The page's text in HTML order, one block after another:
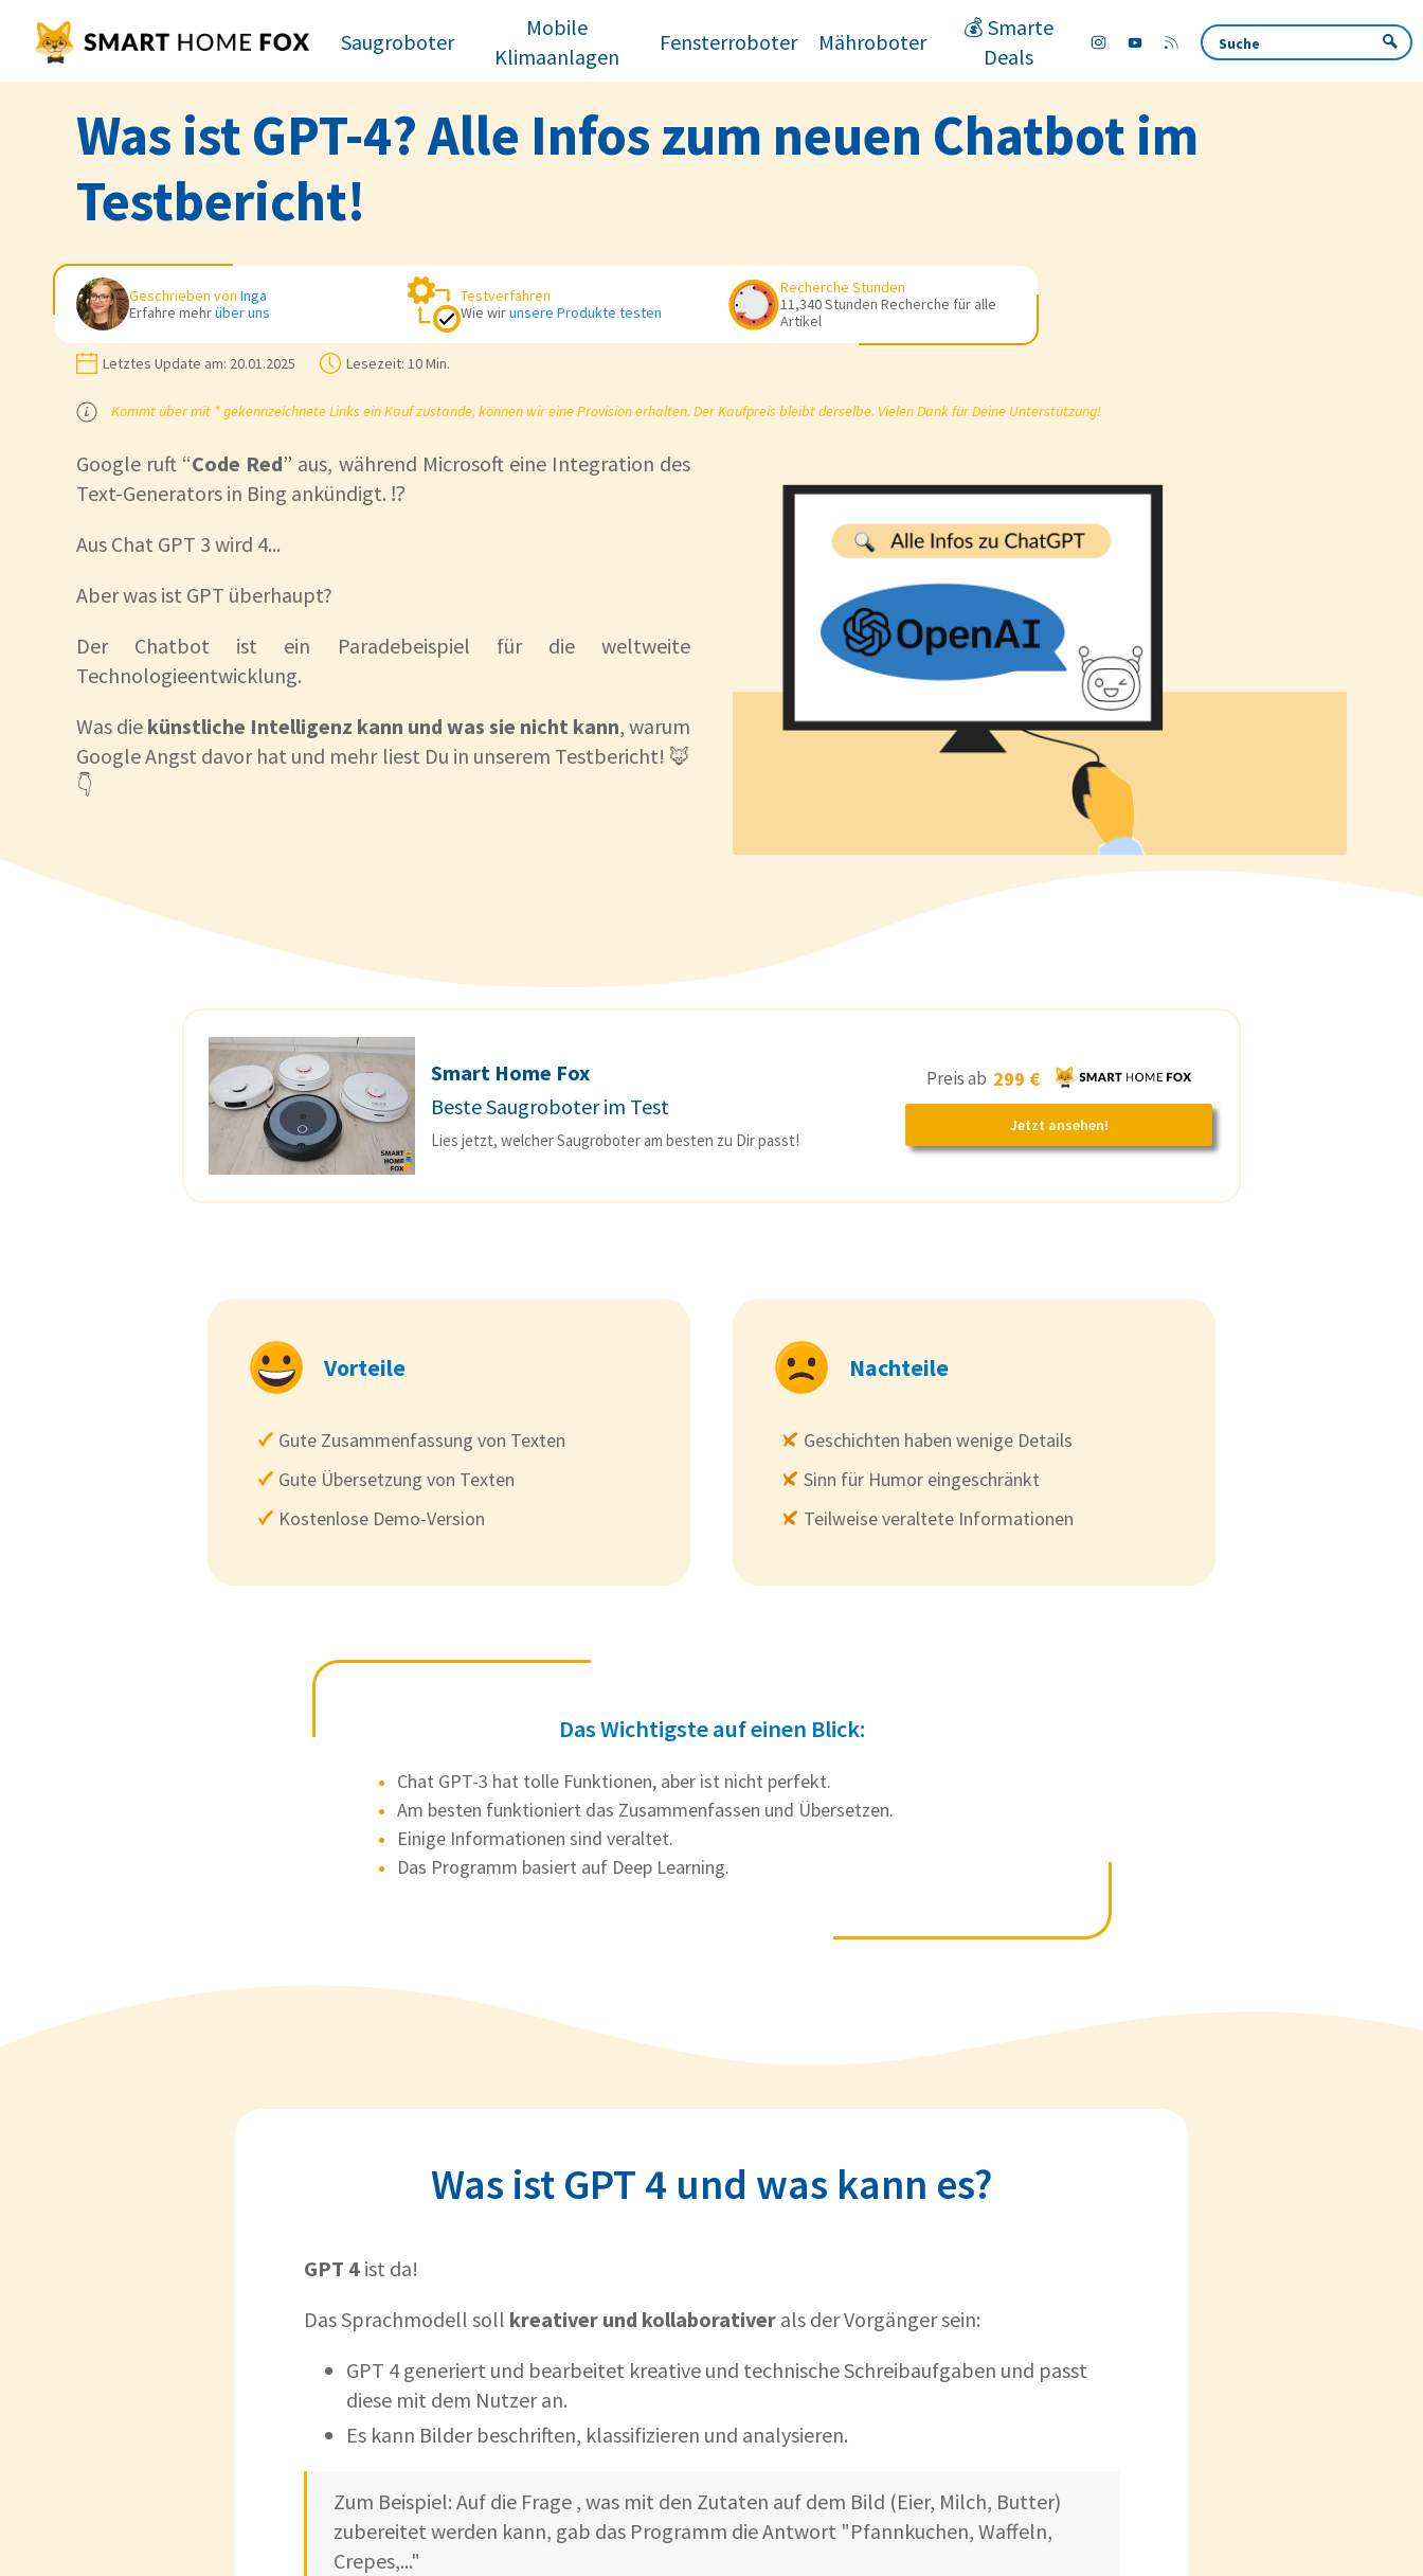
Saugroboter
Mobile
Klimaanlagen
Fensterroboter Mähroboter
💰 Smarte
Deals
Was ist GPT-4? Alle Infos zum neuen Chatbot im
Testbericht!
Geschrieben von Inga
Erfahre mehrüber uns
Testverfahren
Wie wirunsere Produkte testen
Recherche Stunden
11,340 Stunden Recherche für alle
Artikel
Letztes Update am: 20.01.2025 Lesezeit: 10 Min.
Kommt über mit * gekennzeichnete Links ein Kauf zustande, können wir eine Provision erhalten. Der Kaufpreis bleibt derselbe. Vielen Dank für Deine Unterstützung!
Google ruft “Code Red” aus, während Microsoft eine Integration des
Text-Generators in Bing ankündigt. ⁉️
Aus Chat GPT 3 wird 4...
Aber was ist GPT überhaupt?
Der Chatbot ist ein Paradebeispiel für die weltweite
Technologieentwicklung.
Was die künstliche Intelligenz kann und was sie nicht kann, warum
Google Angst davor hat und mehr liest Du in unserem Testbericht! 🦊
👇
Smart Home Fox
Beste Saugroboter im Test
Lies jetzt, welcher Saugroboter am besten zu Dir passt!
Preis ab 299 €
Jetzt ansehen!
Vorteile
Gute Zusammenfassung von Texten
Gute Übersetzung von Texten
Kostenlose Demo-Version
Nachteile
Geschichten haben wenige Details
Sinn für Humor eingeschränkt
Teilweise veraltete Informationen
Das Wichtigste auf einen Blick:
Chat GPT-3 hat tolle Funktionen, aber ist nicht perfekt.
Am besten funktioniert das Zusammenfassen und Übersetzen.
Einige Informationen sind veraltet.
Das Programm basiert auf Deep Learning.
Was ist GPT 4 und was kann es?
GPT 4 ist da!
Das Sprachmodell soll kreativer und kollaborativer als der Vorgänger sein:
GPT 4 generiert und bearbeitet kreative und technische Schreibaufgaben und passt
diese mit dem Nutzer an.
Es kann Bilder beschriften, klassifizieren und analysieren.
Zum Beispiel: Auf die Frage , was mit den Zutaten auf dem Bild (Eier, Milch, Butter)
zubereitet werden kann, gab das Programm die Antwort "Pfannkuchen, Waffeln,
Crepes,..."